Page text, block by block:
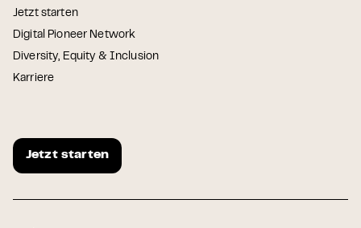
Jetzt starten
Digital Pioneer Network
Diversity, Equity & Inclusion
Karriere
Jetzt starten